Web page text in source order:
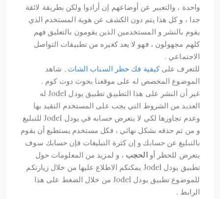
واحدة ، والتعبير عن أوضاعهم إن أرادوا ولكن بطريقة لائقة
جدا ، و كل هذا يتم دون الكشف عن هوية المستخدم الذي
يقوم بالنشر و المستخدمين الذين يقومون بالتعليق فهم
كلهم مجهولون ، فهو لا يعد كغيره من تطبيقات التواصل
الاجتماعي .
للتعرف علىكيفية فك حظر السناب الشات , شاهد
الموضوع المخصص له على موقعنا بحوث دوت كوم .
غير أن النشر على هذا التطبيق تطبيق يودل Jodel له
العديد من الشروط التي يجب على المستخدم التقيد بها
وعدم تجاوزها لكي لا يتعرض حسابه في يودل Jodel للتبليغ
و من ثم حذفه بشكل نهائي ، فكل مستخدم يستطيع أن يقوم
بالتبليغ عن حسابك و إن كثرة التبليغات فإن حسابك سوف
يتعرض للحظر أوالحجب ، و لمزيد من المعلومات حول
تطبيق يودل Jodel يمكنكم الاطلاع عليها من خلال زيارتكم
للموضوع تطبيق يودل Jodel من خلال الضغط على هذا
الرابط .